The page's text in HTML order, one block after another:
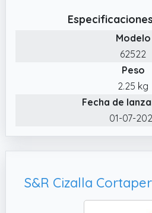
Modelo
62522
Peso
2.25 kg
Fecha de
01-07-